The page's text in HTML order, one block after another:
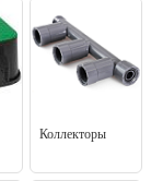
Коллекторы